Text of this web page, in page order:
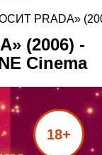
PRADA»
(2006) -
Cinema
18+